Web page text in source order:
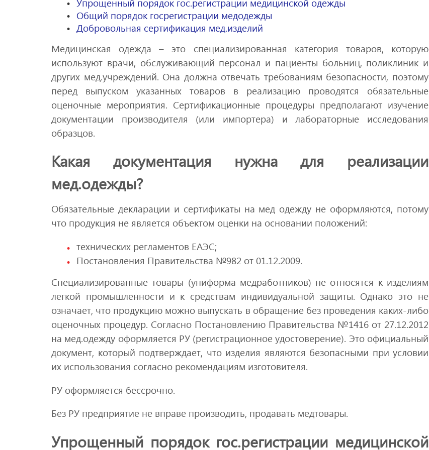
Упрощенный порядок гос.регистрации медицинской одежды
Общий порядок госрегистрации медодежды
Добровольная сертификация мед.изделий
Медицинская одежда – это специализированная категория товаров, которую
используют врачи, обслуживающий персонал и пациенты больниц, поликлиник и
других мед.учреждений. Она должна отвечать требованиям безопасности, поэтому
перед выпуском указанных товаров в реализацию проводятся обязательные
оценочные мероприятия. Сертификационные процедуры предполагают изучение
документации производителя (или импортера) и лабораторные исследования
образцов.
Какая документация нужна для реализации
мед.одежды?
Обязательные декларации и сертификаты на мед одежду не оформляются, потому
что продукция не является объектом оценки на основании положений:
технических регламентов ЕАЭС;
Постановления Правительства №982 от 01.12.2009.
Специализированные товары (униформа медработников) не относятся к изделиям
легкой промышленности и к средствам индивидуальной защиты. Однако это не
означает, что продукцию можно выпускать в обращение без проведения каких-либо
оценочных процедур. Согласно Постановлению Правительства №1416 от 27.12.2012
на мед.одежду оформляется РУ (регистрационное удостоверение). Это официальный
документ, который подтверждает, что изделия являются безопасными при условии
их использования согласно рекомендациям изготовителя.
РУ оформляется бессрочно.
Без РУ предприятие не вправе производить, продавать медтовары.
Упрощенный порядок гос.регистрации медицинской